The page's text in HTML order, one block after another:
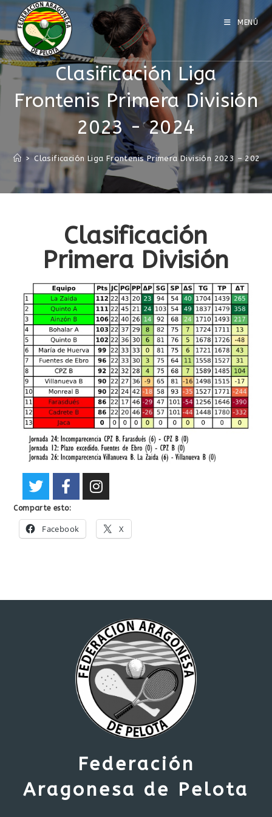
MENÚ
Clasificación Liga
Frontenis Primera División
2023 - 2024
> Clasificación Liga Frontenis Primera División 2023 – 2024
Clasificación
Primera División
Comparte esto:
Facebook X
Federación
Aragonesa de Pelota